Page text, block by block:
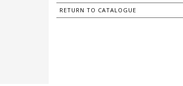
RETURN TO CATALOGUE